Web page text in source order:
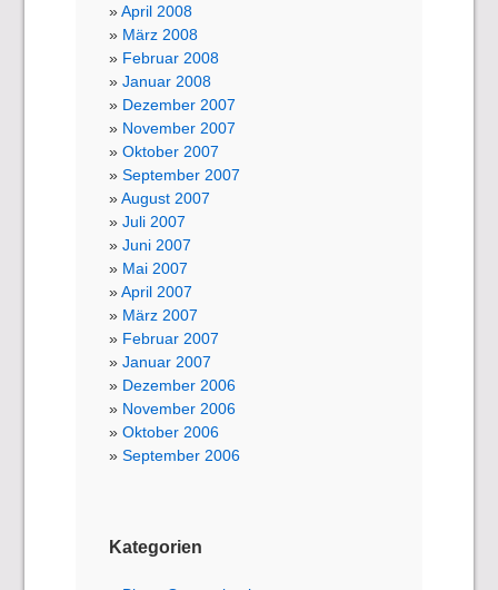
April 2008
März 2008
Februar 2008
Januar 2008
Dezember 2007
November 2007
Oktober 2007
September 2007
August 2007
Juli 2007
Juni 2007
Mai 2007
April 2007
März 2007
Februar 2007
Januar 2007
Dezember 2006
November 2006
Oktober 2006
September 2006
Kategorien